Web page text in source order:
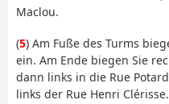
Maclou.
(5) Am Fuße des Turms
ein. Am Ende biegen Sie
dann links in die Rue
links der Rue Henri